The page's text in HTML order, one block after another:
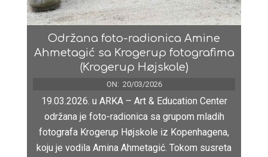
Održana foto-radionica Amine
Ahmetagić sa Krogerup fotografima
(Krogerup Højskole)
ON: 20/03/2026
19.03.2026. u ARKA – Art & Education Center
održana je foto-radionica sa grupom mladih
fotografa Krogerup Højskole iz Kopenhagena,
koju je vodila Amina Ahmetagić. Tokom susreta